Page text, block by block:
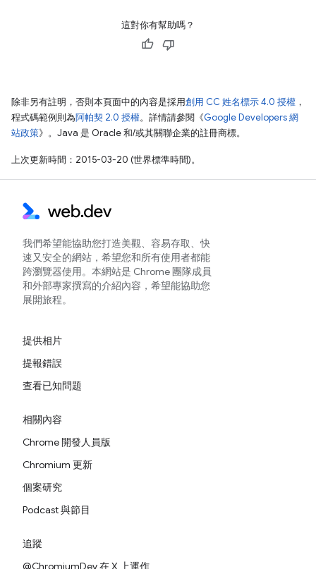
這對你有幫助嗎？
除非另有註明，否則本頁面中的內容是採用創用 CC 姓名標示 4.0 授權 ，
程式碼範例則為阿帕契 2.0 授權。詳情請參閱《Google Developers 網
站政策》。Java 是 Oracle 和/或其關聯企業的註冊商標。
上次更新時間：2015-03-20 (世界標準時間)。
我們希望能協助您打造美觀、容易存取、快
速又安全的網站，希望您和所有使用者都能
跨瀏覽器使用。本網站是 Chrome 團隊成員
和外部專家撰寫的介紹內容，希望能協助您
展開旅程。
提供相片
提報錯誤
查看已知問題
相關內容
Chrome 開發人員版
Chromium 更新
個案研究
Podcast 與節目
追蹤
@ChromiumDev 在 X 上運作